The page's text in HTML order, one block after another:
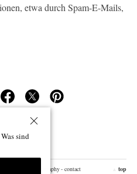
etwa durch Spam-E-Mails,
- biography- contact
top
sind